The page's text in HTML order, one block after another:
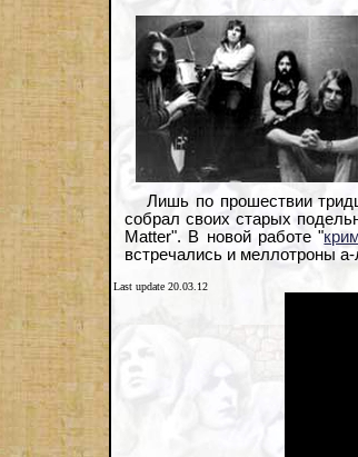
Лишь по прошествии
собрал своих старых
Matter". В новой работе "
встречались и меллотроны
Last update 20.03.12